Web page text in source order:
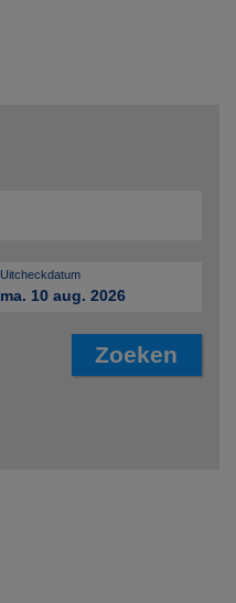
Uitcheckdatum
ma. 10 aug. 2026